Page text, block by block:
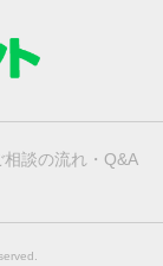
相談の流れ・Q&A